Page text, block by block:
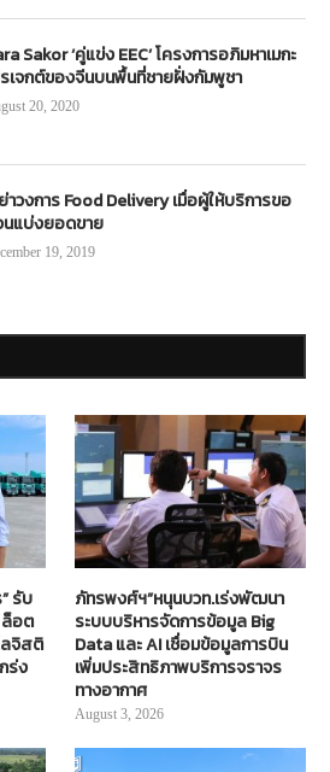
Sakor ‘คู่แข่ง EEC’ โครงการอภิมหาเมกะ
เจกต์ของจีนบนพื้นที่ชายฝั่งกัมพูชา
20, 2020
าวงการ Food Delivery เมื่อผู้ให้บริการขอ
แบ่งยอดขาย
19, 2019
รับ
ล็อต
จิสติ
ร่ง
ภัทรพงศ์ฯ”หนุนบวท.เร่งพัฒนา
ระบบบริหารจัดการข้อมูล Big
Data และ AI เชื่อมข้อมูลการบิน
เพิ่มประสิทธิภาพบริการจราจร
ทางอากาศ
August 3, 2026